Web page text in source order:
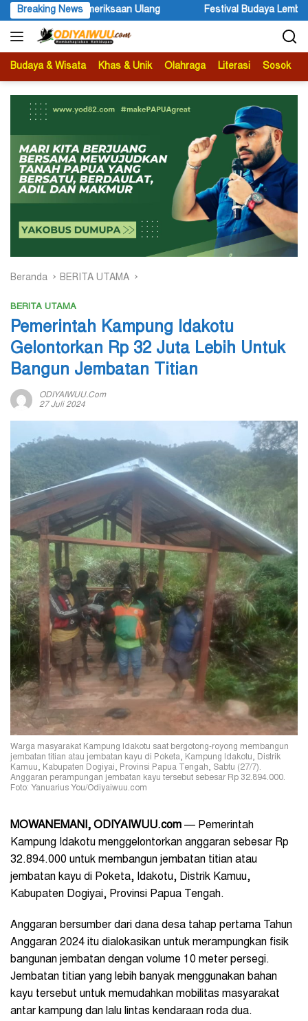
Langsung
ke
konten
Breaking NewsFestival Budaya Lembah Baliem Resmi Dibuka,
Budaya & Wisata Khas & Unik Olahraga Literasi Sosok
Beranda BERITA UTAMA
BERITA UTAMA
Pemerintah Kampung Idakotu
Gelontorkan Rp 32 Juta Lebih Untuk
Bangun Jembatan Titian
ODIYAIWUU.com
27 Juli 2024
Warga masyarakat Kampung Idakotu saat bergotong-royong membangun
jembatan titian atau jembatan kayu di Poketa, Kampung Idakotu, Distrik
Kamuu, Kabupaten Dogiyai, Provinsi Papua Tengah, Sabtu (27/7).
Anggaran perampungan jembatan kayu tersebut sebesar Rp 32.894.000.
Foto: Yanuarius You/Odiyaiwuu.com
MOWANEMANI, ODIYAIWUU.com — Pemerintah
Kampung Idakotu menggelontorkan anggaran sebesar Rp
32.894.000 untuk membangun jembatan titian atau
jembatan kayu di Poketa, Idakotu, Distrik Kamuu,
Kabupaten Dogiyai, Provinsi Papua Tengah.
Anggaran bersumber dari dana desa tahap pertama Tahun
Anggaran 2024 itu dialokasikan untuk merampungkan fisik
bangunan jembatan dengan volume 10 meter persegi.
Jembatan titian yang lebih banyak menggunakan bahan
kayu tersebut untuk memudahkan mobilitas masyarakat
antar kampung dan lalu lintas kendaraan roda dua.